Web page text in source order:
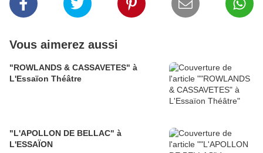
Vous aimerez aussi
"ROWLANDS & CASSAVETES" à
L'Essaïon Théâtre
"L'APOLLON DE BELLAC" à
L'ESSAÏON